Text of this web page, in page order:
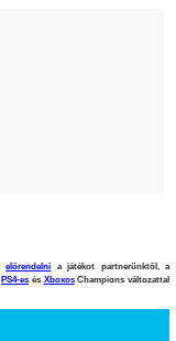
előrendelni a játékot partnerünktől, a
PS4-es és XboxosChampions változattal